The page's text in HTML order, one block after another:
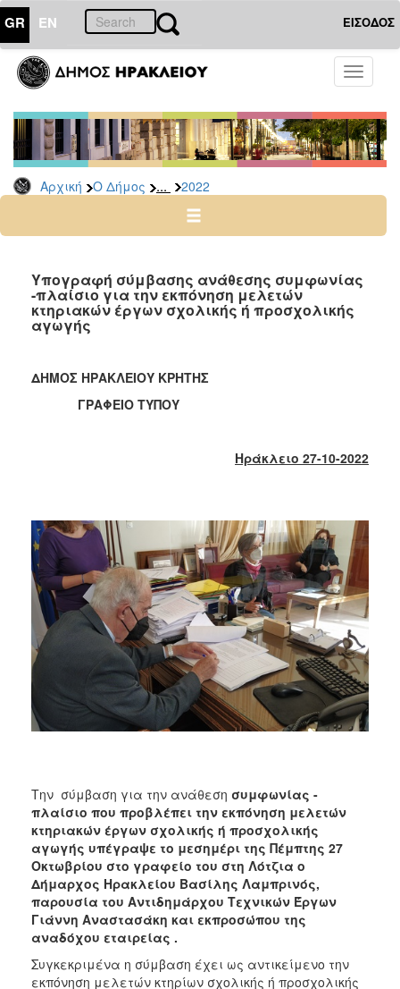
GR EN ΕΙΣΟΔΟΣ
Toggle
Αρχική Ο Δήμος ... 2022
ΔΗΜΟΣ
Δελτία
Τύπου
Αρχείο
2026
2024
2022
2021
2019
2018
2012
2011
2010
2006
ΤΟΠΟΣ
ΑΝΘΕΚΤΙΚΗ
ΠΟΛΗ
Υπογραφή σύμβασης ανάθεσης συμφωνίας
-πλαίσιο για την εκπόνηση μελετών
κτηριακών έργων σχολικής ή προσχολικής
αγωγής
ΔΗΜΟΣ ΗΡΑΚΛΕΙΟΥ ΚΡΗΤΗΣ
ΓΡΑΦΕΙΟ ΤΥΠΟΥ
Ηράκλειο 27-10-2022
Την σύμβαση για την ανάθεση συμφωνίας -
πλαίσιο που προβλέπει την εκπόνηση μελετών
κτηριακών έργων σχολικής ή προσχολικής
αγωγής υπέγραψε το μεσημέρι της Πέμπτης 27
Οκτωβρίου στο γραφείο του στη Λότζια ο
Δήμαρχος Ηρακλείου Βασίλης Λαμπρινός,
παρουσία του Αντιδημάρχου Τεχνικών Έργων
Γιάννη Αναστασάκη και εκπροσώπου της
αναδόχου εταιρείας .
Συγκεκριμένα η σύμβαση έχει ως αντικείμενο την
εκπόνηση μελετών κτηρίων σχολικής ή προσχολικής